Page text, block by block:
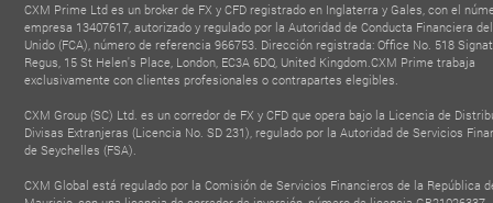
CXM Prime Ltd es un broker de FX y CFD registrado en Inglaterra y Gales, con el
empresa 13407617, autorizado y regulado por la Autoridad de Conducta Financiera
Unido (FCA), número de referencia 966753. Dirección registrada: Office No. 518
Regus, 15 St Helen's Place, London, EC3A 6DQ, United Kingdom.CXM Prime trabaja
exclusivamente con clientes profesionales o contrapartes elegibles.
CXM Group (SC) Ltd. es un corredor de FX y CFD que opera bajo la Licencia de
Divisas Extranjeras (Licencia No. SD 231), regulado por la Autoridad de Servicios
de Seychelles (FSA).
CXM Global está regulado por la Comisión de Servicios Financieros de la República